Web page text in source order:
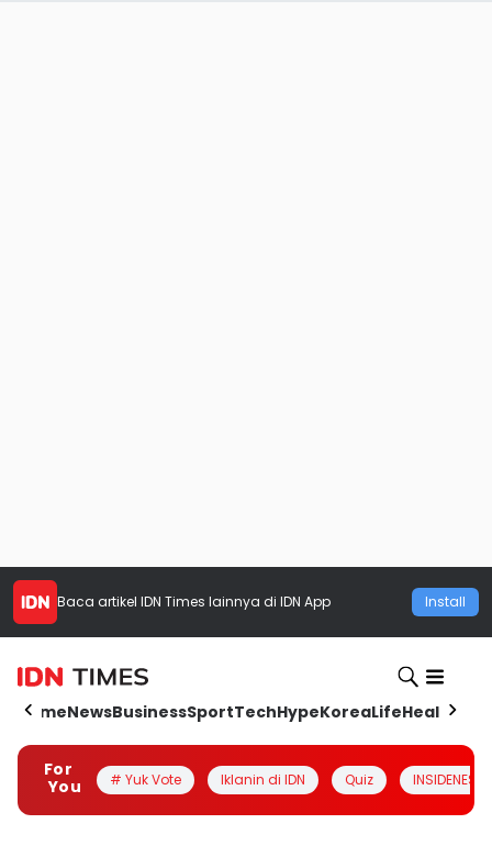
Baca artikel IDN Times lainnya di IDN App Install
HomeNewsBusinessSportTechHypeKoreaLifeHealth
For
You
# Yuk Vote Iklanin di IDN Quiz INSIDENESIA